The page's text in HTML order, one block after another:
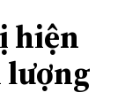
hiện
lượng